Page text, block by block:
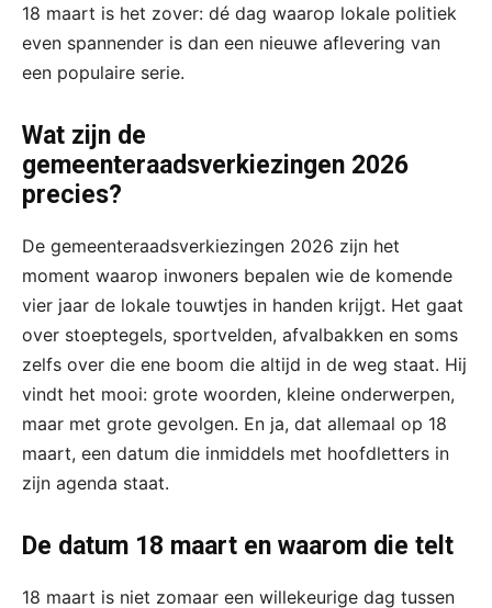
18 maart is het zover: dé dag waarop lokale politiek
even spannender is dan een nieuwe aflevering van
een populaire serie.
Wat zijn de
gemeenteraadsverkiezingen 2026
precies?
De gemeenteraadsverkiezingen 2026 zijn het
moment waarop inwoners bepalen wie de komende
vier jaar de lokale touwtjes in handen krijgt. Het gaat
over stoeptegels, sportvelden, afvalbakken en soms
zelfs over die ene boom die altijd in de weg staat. Hij
vindt het mooi: grote woorden, kleine onderwerpen,
maar met grote gevolgen. En ja, dat allemaal op 18
maart, een datum die inmiddels met hoofdletters in
zijn agenda staat.
De datum 18 maart en waarom die telt
18 maart is niet zomaar een willekeurige dag tussen